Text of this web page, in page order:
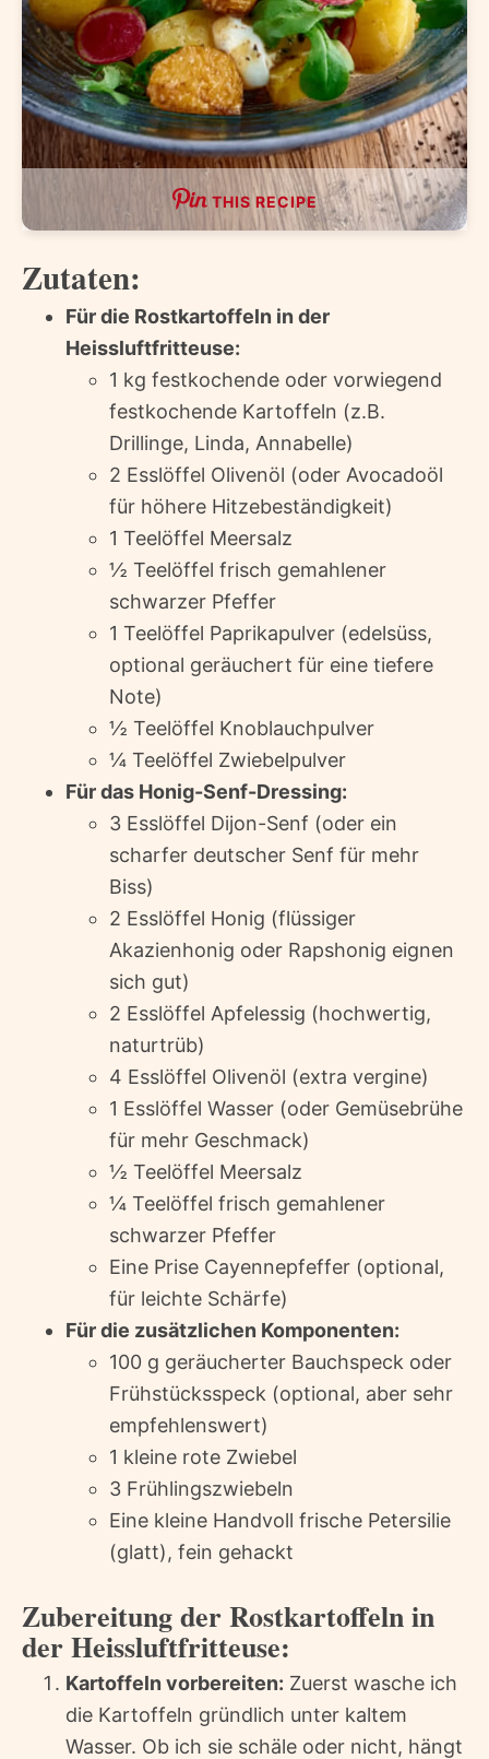
THIS RECIPE
Zutaten:
Für die Rostkartoffeln in der
Heissluftfritteuse:
1 kg festkochende oder vorwiegend
festkochende Kartoffeln (z.B.
Drillinge, Linda, Annabelle)
2 Esslöffel Olivenöl (oder Avocadoöl
für höhere Hitzebeständigkeit)
1 Teelöffel Meersalz
½ Teelöffel frisch gemahlener
schwarzer Pfeffer
1 Teelöffel Paprikapulver (edelsüss,
optional geräuchert für eine tiefere
Note)
½ Teelöffel Knoblauchpulver
¼ Teelöffel Zwiebelpulver
Für das Honig-Senf-Dressing:
3 Esslöffel Dijon-Senf (oder ein
scharfer deutscher Senf für mehr
Biss)
2 Esslöffel Honig (flüssiger
Akazienhonig oder Rapshonig eignen
sich gut)
2 Esslöffel Apfelessig (hochwertig,
naturtrüb)
4 Esslöffel Olivenöl (extra vergine)
1 Esslöffel Wasser (oder Gemüsebrühe
für mehr Geschmack)
½ Teelöffel Meersalz
¼ Teelöffel frisch gemahlener
schwarzer Pfeffer
Eine Prise Cayennepfeffer (optional,
für leichte Schärfe)
Für die zusätzlichen Komponenten:
100 g geräucherter Bauchspeck oder
Frühstücksspeck (optional, aber sehr
empfehlenswert)
1 kleine rote Zwiebel
3 Frühlingszwiebeln
Eine kleine Handvoll frische Petersilie
(glatt), fein gehackt
Zubereitung der Rostkartoffeln in
der Heissluftfritteuse:
Kartoffeln vorbereiten: Zuerst wasche ich
die Kartoffeln gründlich unter kaltem
Wasser. Ob ich sie schäle oder nicht, hängt